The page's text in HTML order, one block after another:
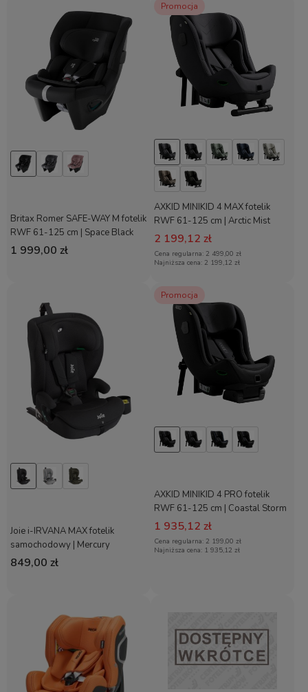
Britax Romer SAFE-WAY M fotelik
RWF 61-125 cm | Space Black
1 999,00 zł
AXKID MINIKID 4 MAX fotelik
RWF 61-125 cm | Arctic Mist
Grey
2 199,12 zł
Cena regularna: 2 499,00 zł
Najniższa cena: 2 199,12 zł
Promocja
Joie i-IRVANA MAX fotelik
samochodowy | Mercury
849,00 zł
AXKID MINIKID 4 PRO fotelik
RWF 61-125 cm | Coastal Storm
Black
1 935,12 zł
Cena regularna: 2 199,00 zł
Najniższa cena: 1 935,12 zł
Promocja